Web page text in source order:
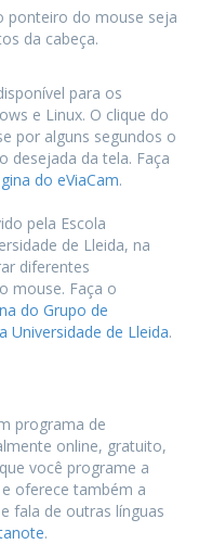
ponteiro do mouse seja
da cabeça.
para os
e Linux. O clique do
por alguns segundos o
desejada da tela. Faça
do eViaCam.
pela Escola
de Lleida, na
diferentes
mouse. Faça o
do Grupo de
Universidade de Lleida.
programa de
online, gratuito,
você programe a
oferece também a
fala de outras línguas
.